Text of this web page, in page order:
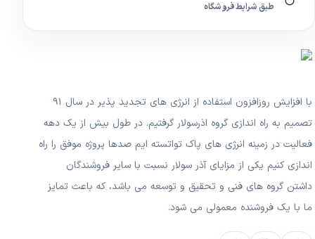
طبق شرایط فروشگاه
با افزایش روزافزون استفاده از انرژی های تجدید پذیر در سال ۹۱
تصمیم به راه اندازی گروه اذرسولار گرفتیم. در طول بیش از یک دهه
فعالیت در زمینه انرژی های پاک تواتسته ایم صدها پروژه موفق را راه
اندازی کنیم یکی از مزایای آذر سولار نسبت با سایر فروشندگان
داشتن گروه های فنی و تحقیق و توسعه می باشد، که باعث تمایز
ما با یک فروشنده معمولی می شود.